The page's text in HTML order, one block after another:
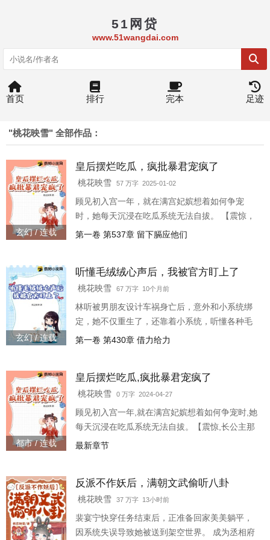
51网贷
www.51wangdai.com
首页 排行 完本 足迹
"桃花映雪" 全部作品：
玄幻 / 连载
皇后摆烂吃瓜，疯批暴君宠疯了
桃花映雪 57 万字 2025-01-02
顾见初入宫一年，就在满宫妃嫔想着如何争宠
时，她每天沉浸在吃瓜系统无法自拔。 【震惊，
长公主那老实巴交驸马竟然背着她养酒林肉池，
室生的儿子不是他的。】 【安南伯夫人出轨马
夫，安南伯头上妥妥一顶绿帽子。】 【护国小将
军那方面不行，竟然让弟弟代替他行房事，还怀
了两个孩子，最后为了找回自尊心又磋磨妻
第一卷 第537章 留下膈应他们
玄幻 / 连载
听懂毛绒绒心声后，我被官方盯上了
桃花映雪 67 万字 10个月前
林听被男朋友设计车祸身亡后，意外和小系统绑
定，她不仅重生了，还靠着小系统，听懂各种毛
茸茸心声。 警犬基地走失小狗主动上门求助，她
流浪猫咪来帮忙，经过猫猫神探口供，罪犯很快
落网。 突发超自然灾害，林听带着小动物们主动
出现在救援现场，在小动物帮助下，成功解救多
名被困人员。 林业局的小金丝猴茶饭不思，求助
第一卷 第430章 借力给力
都市 / 连载
皇后摆烂吃瓜,疯批暴君宠疯了
桃花映雪 0 万字 2024-04-27
顾见初入宫一年,就在满宫妃嫔想着如何争宠时,她
每天沉浸在吃瓜系统无法自拔。【震惊,长公主那
老实巴交驸马竟然背着她养酒林肉池,贿赂官
的。】【安南伯夫人出轨马夫,安南伯头上妥妥一
顶绿帽子。】【护国小将军那方面不行,竟然让弟
弟代替他行房事,还怀了两个孩子,最后为了找回自
尊心又磋磨妻子。】顾见初吃瓜吃的上头,丝毫
最新章节
反派不作妖后，满朝文武偷听八卦
桃花映雪 37 万字 13小时前
裴宴宁快穿任务结束后，正准备回家美美躺平，
因系统失误导致她被送到架空世界。 成为丞相府